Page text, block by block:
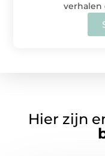
verhalen
Hier zijn